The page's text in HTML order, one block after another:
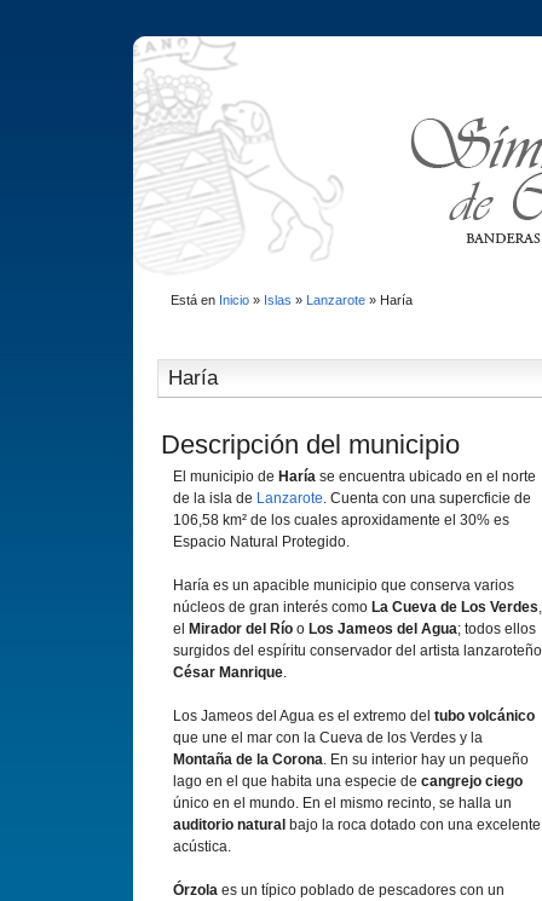
Está en Inicio» Islas » Lanzarote» Harí­a
Harí­a
Descripción del municipio
El municipio de Harí­a se encuentra ubicado en el norte
de la isla de Lanzarote. Cuenta con una supercficie de
106,58 km² de los cuales aproxidamente el 30% es
Espacio Natural Protegido.
Harí­a es un apacible municipio que conserva varios
núcleos de gran interés como La Cueva de Los Verdes,
el
Mirador del Rí­o o Los Jameos del Agua; todos ellos
surgidos del espí­ritu conservador del artista lanzaroteño
César Manrique.
Los Jameos del Agua es el extremo del tubo volcánico
que une el mar con la Cueva de los Verdes y la
Montaña de la Corona. En su interior hay un pequeño
lago en el que habita una especie de cangrejo ciego
único en el mundo. En el mismo recinto, se halla un
auditorio natural bajo la roca dotado con una excelente
acústica.
Órzola es un tí­pico poblado de pescadores con un